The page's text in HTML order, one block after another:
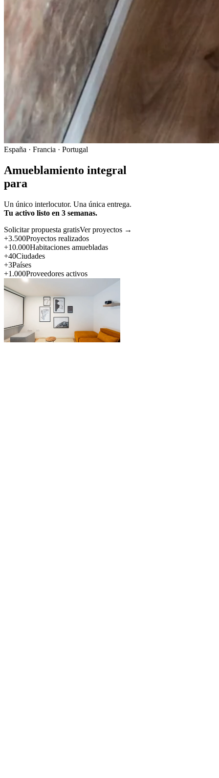
España · Francia · Portugal
Amueblamiento integral
para
Un único interlocutor. Una única entrega.
Tu activo listo en 3 semanas.
Solicitar propuesta gratisVer proyectos →
+3.500Proyectos realizados
+10.000Habitaciones amuebladas
+40Ciudades
+3Países
+1.000Proveedores activos